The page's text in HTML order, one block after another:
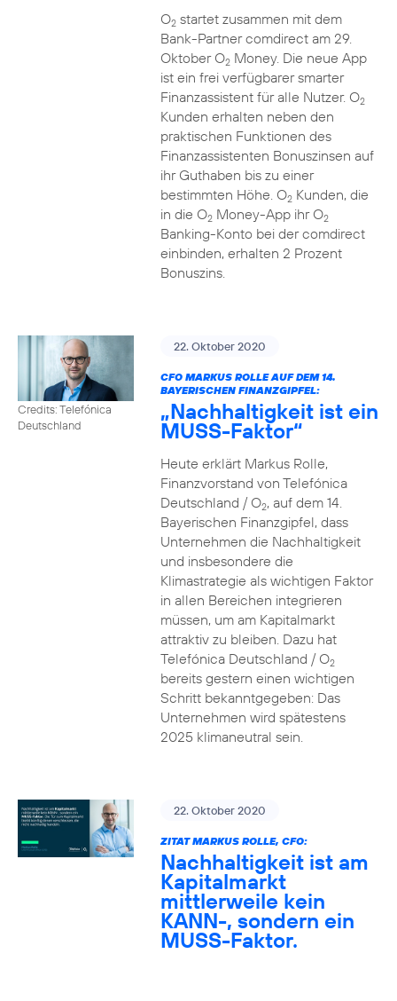
O2startet zusammen mit dem
Bank-Partner comdirect am 29.
Oktober O2Money. Die neue App
ist ein frei verfügbarer smarter
Finanzassistent für alle Nutzer. O2
Kunden erhalten neben den
praktischen Funktionen des
Finanzassistenten Bonuszinsen auf
ihr Guthaben bis zu einer
bestimmten Höhe. O2Kunden, die
in die O2Money-App ihr O2
Banking-Konto bei der comdirect
einbinden, erhalten 2 Prozent
Bonuszins.
Credits: Telefónica
Deutschland
22. Oktober 2020
CFO MARKUS ROLLE AUF DEM 14.
BAYERISCHEN FINANZGIPFEL:
„Nachhaltigkeit ist ein
MUSS-Faktor“
Heute erklärt Markus Rolle,
Finanzvorstand von Telefónica
Deutschland / O2, auf dem 14.
Bayerischen Finanzgipfel, dass
Unternehmen die Nachhaltigkeit
und insbesondere die
Klimastrategie als wichtigen Faktor
in allen Bereichen integrieren
müssen, um am Kapitalmarkt
attraktiv zu bleiben. Dazu hat
Telefónica Deutschland / O2
bereits gestern einen wichtigen
Schritt bekanntgegeben: Das
Unternehmen wird spätestens
2025 klimaneutral sein.
22. Oktober 2020
ZITAT MARKUS ROLLE, CFO:
Nachhaltigkeit ist am
Kapitalmarkt
mittlerweile kein
KANN-, sondern ein
MUSS-Faktor.